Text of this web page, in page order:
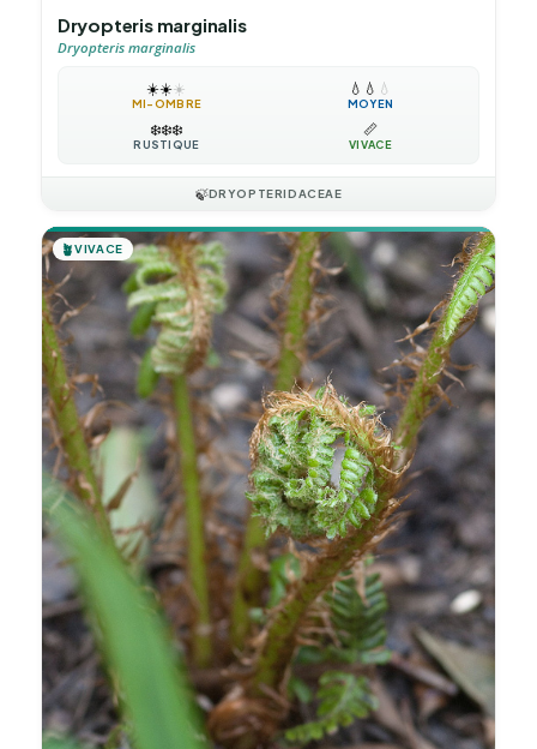
Dryopteris marginalis
Dryopteris marginalis
☀️☀️☀️
MI-OMBRE
💧 💧 💧
MOYEN
❄️❄️❄️
RUSTIQUE
📏
VIVACE
🍃DRYOPTERIDACEAE
🪴VIVACE